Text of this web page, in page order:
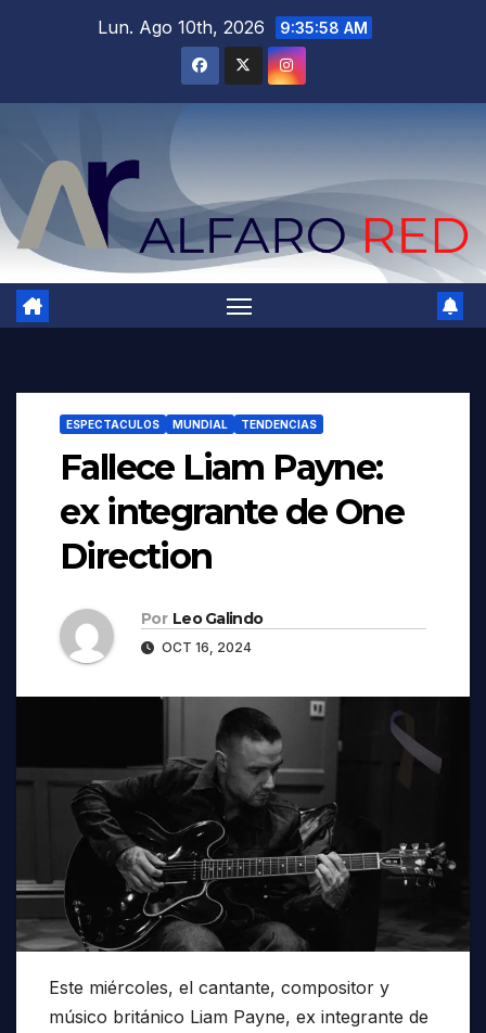
Lun. Ago 10th, 2026 9:35:59 AM
ESPECTACULOS MUNDIAL TENDENCIAS
Fallece Liam Payne:
ex integrante de One
Direction
Por Leo Galindo
OCT 16, 2024
Este miércoles, el cantante, compositor y
músico británico Liam Payne, ex integrante de